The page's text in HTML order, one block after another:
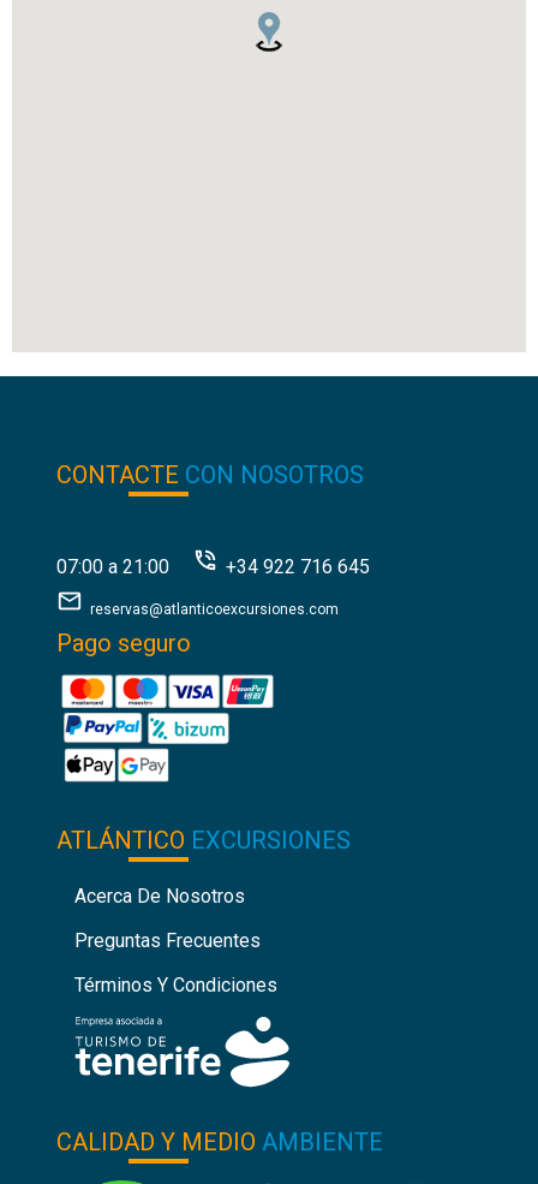
CONTACTE CON NOSOTROS
07:00 a 21:00 +34 922 716 645
reservas@atlanticoexcursiones.com
Pago seguro
ATLÁNTICO EXCURSIONES
Acerca De Nosotros
Preguntas Frecuentes
Términos Y Condiciones
CALIDAD Y MEDIO AMBIENTE